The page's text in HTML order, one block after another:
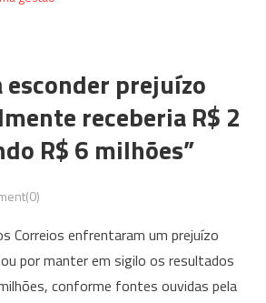
prejuízo
receberia R$ 2
R$ 6 milhões”
enfrentaram um prejuízo
por manter em sigilo os resultados
conforme fontes ouvidas pela